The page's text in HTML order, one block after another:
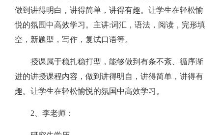
做到讲得明白，讲得简单，讲得有趣。让学生在轻松愉
悦的氛围中高效学习。主讲:词汇，语法，阅读，完形填
空，新题型，写作，复试口语等。
授课属于稳扎稳打型，能够做到有条不紊、循序渐
进的讲授课程内容，做到讲得明自，讲得简单，讲得有
趣。让学生在轻松愉悦的氛国中高效学习。
2、李老师：